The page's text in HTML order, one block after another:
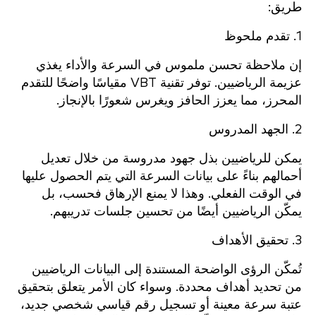
طريق:
1. تقدم ملحوظ
إن ملاحظة تحسن ملموس في السرعة والأداء يغذي
عزيمة الرياضيين. توفر تقنية VBT مقياسًا واضحًا للتقدم
المحرز، مما يعزز الحافز ويغرس شعورًا بالإنجاز.
2. الجهد المدروس
يمكن للرياضيين بذل جهود مدروسة من خلال تعديل
أحمالهم بناءً على بيانات السرعة التي يتم الحصول عليها
في الوقت الفعلي. وهذا لا يمنع الإرهاق فحسب، بل
يمكّن الرياضيين أيضًا من تحسين جلسات تدريبهم.
3. تحقيق الأهداف
تُمكّن الرؤى الواضحة المستندة إلى البيانات الرياضيين
من تحديد أهداف محددة. وسواء كان الأمر يتعلق بتحقيق
عتبة سرعة معينة أو تسجيل رقم قياسي شخصي جديد،